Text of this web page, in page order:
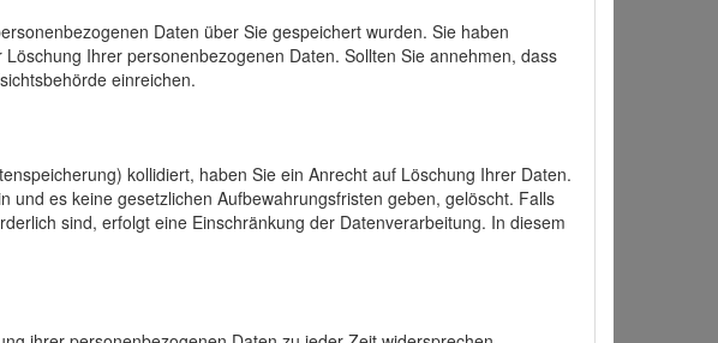
Daten über Sie gespeichert wurden. Sie haben
Ihrer personenbezogenen Daten. Sollten Sie annehmen, dass
einreichen.
kollidiert, haben Sie ein Anrecht auf Löschung Ihrer Daten.
es keine gesetzlichen Aufbewahrungsfristen geben, gelöscht. Falls
sind, erfolgt eine Einschränkung der Datenverarbeitung. In diesem